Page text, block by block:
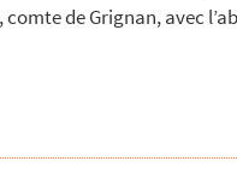
de Grignan, avec